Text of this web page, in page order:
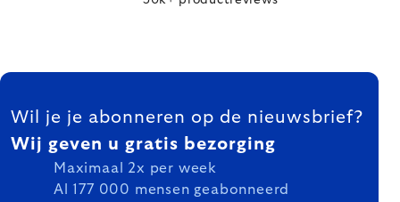
FOOTER
Wil je je abonneren op de nieuwsbrief?
Wij geven u gratis bezorging
Maximaal 2x per week
Al 177 000 mensen geabonneerd